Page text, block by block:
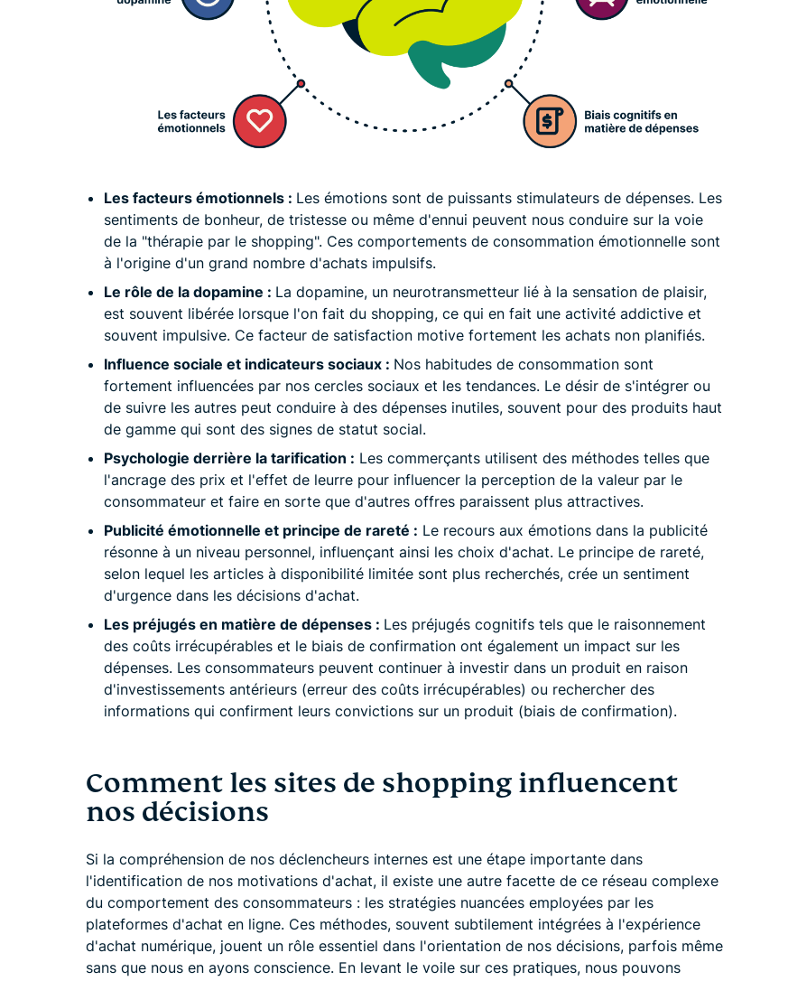
Les facteurs émotionnels : Les émotions sont de puissants stimulateurs de dépenses. Les
sentiments de bonheur, de tristesse ou même d'ennui peuvent nous conduire sur la voie
de la "thérapie par le shopping". Ces comportements de consommation émotionnelle sont
à l'origine d'un grand nombre d'achats impulsifs.
Le rôle de la dopamine : La dopamine, un neurotransmetteur lié à la sensation de plaisir,
est souvent libérée lorsque l'on fait du shopping, ce qui en fait une activité addictive et
souvent impulsive. Ce facteur de satisfaction motive fortement les achats non planifiés.
Influence sociale et indicateurs sociaux : Nos habitudes de consommation sont
fortement influencées par nos cercles sociaux et les tendances. Le désir de s'intégrer ou
de suivre les autres peut conduire à des dépenses inutiles, souvent pour des produits haut
de gamme qui sont des signes de statut social.
Psychologie derrière la tarification : Les commerçants utilisent des méthodes telles que
l'ancrage des prix et l'effet de leurre pour influencer la perception de la valeur par le
consommateur et faire en sorte que d'autres offres paraissent plus attractives.
Publicité émotionnelle et principe de rareté : Le recours aux émotions dans la publicité
résonne à un niveau personnel, influençant ainsi les choix d'achat. Le principe de rareté,
selon lequel les articles à disponibilité limitée sont plus recherchés, crée un sentiment
d'urgence dans les décisions d'achat.
Les préjugés en matière de dépenses : Les préjugés cognitifs tels que le raisonnement
des coûts irrécupérables et le biais de confirmation ont également un impact sur les
dépenses. Les consommateurs peuvent continuer à investir dans un produit en raison
d'investissements antérieurs (erreur des coûts irrécupérables) ou rechercher des
informations qui confirment leurs convictions sur un produit (biais de confirmation).
Comment les sites de shopping influencent
nos décisions
Si la compréhension de nos déclencheurs internes est une étape importante dans
l'identification de nos motivations d'achat, il existe une autre facette de ce réseau complexe
du comportement des consommateurs : les stratégies nuancées employées par les
plateformes d'achat en ligne. Ces méthodes, souvent subtilement intégrées à l'expérience
d'achat numérique, jouent un rôle essentiel dans l'orientation de nos décisions, parfois même
sans que nous en ayons conscience. En levant le voile sur ces pratiques, nous pouvons